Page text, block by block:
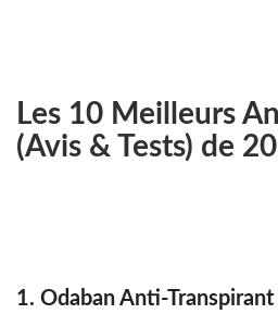
Les 10 Meilleurs
(Avis & Tests) de
1. Odaban Anti-Transpirant